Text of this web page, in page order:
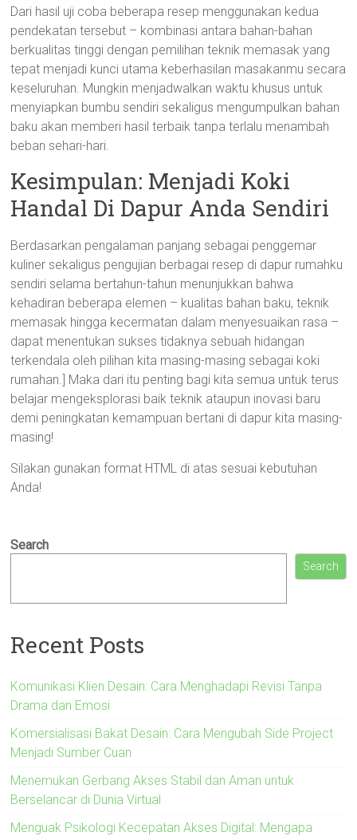
Dari hasil uji coba beberapa resep menggunakan kedua
pendekatan tersebut – kombinasi antara bahan-bahan
berkualitas tinggi dengan pemilihan teknik memasak yang
tepat menjadi kunci utama keberhasilan masakanmu secara
keseluruhan. Mungkin menjadwalkan waktu khusus untuk
menyiapkan bumbu sendiri sekaligus mengumpulkan bahan
baku akan memberi hasil terbaik tanpa terlalu menambah
beban sehari-hari.
Kesimpulan: Menjadi Koki
Handal Di Dapur Anda Sendiri
Berdasarkan pengalaman panjang sebagai penggemar
kuliner sekaligus pengujian berbagai resep di dapur rumahku
sendiri selama bertahun-tahun menunjukkan bahwa
kehadiran beberapa elemen – kualitas bahan baku, teknik
memasak hingga kecermatan dalam menyesuaikan rasa –
dapat menentukan sukses tidaknya sebuah hidangan
terkendala oleh pilihan kita masing-masing sebagai koki
rumahan.] Maka dari itu penting bagi kita semua untuk terus
belajar mengeksplorasi baik teknik ataupun inovasi baru
demi peningkatan kemampuan bertani di dapur kita masing-
masing!
Silakan gunakan format HTML di atas sesuai kebutuhan
Anda!
Search
Search
Recent Posts
Komunikasi Klien Desain: Cara Menghadapi Revisi Tanpa
Drama dan Emosi
Komersialisasi Bakat Desain: Cara Mengubah Side Project
Menjadi Sumber Cuan
Menemukan Gerbang Akses Stabil dan Aman untuk
Berselancar di Dunia Virtual
Menguak Psikologi Kecepatan Akses Digital: Mengapa